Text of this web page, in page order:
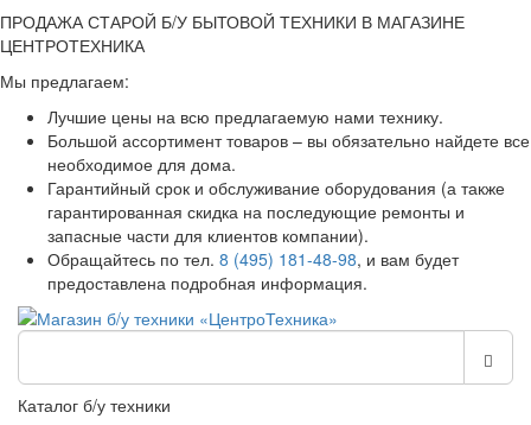
ПРОДАЖА СТАРОЙ Б/У БЫТОВОЙ ТЕХНИКИ В МАГАЗИНЕ
ЦЕНТРОТЕХНИКА
Мы предлагаем:
Лучшие цены на всю предлагаемую нами технику.
Большой ассортимент товаров – вы обязательно найдете все
необходимое для дома.
Гарантийный срок и обслуживание оборудования (а также
гарантированная скидка на последующие ремонты и
запасные части для клиентов компании).
Обращайтесь по тел. 8 (495) 181-48-98, и вам будет
предоставлена подробная информация.
Каталог б/у техники